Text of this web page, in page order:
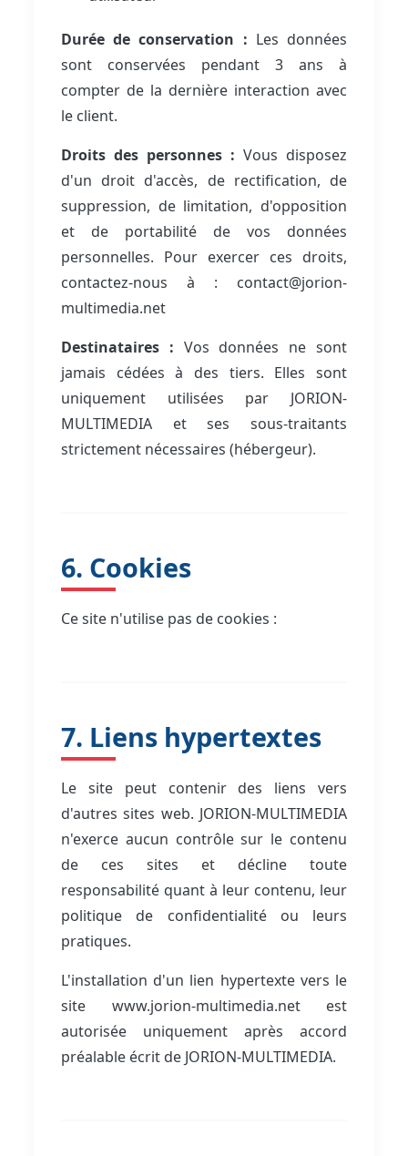
Durée de conservation : Les données
sont conservées pendant 3 ans à
compter de la dernière interaction avec
le client.
Droits des personnes : Vous disposez
d'un droit d'accès, de rectification, de
suppression, de limitation, d'opposition
et de portabilité de vos données
personnelles. Pour exercer ces droits,
contactez-nous à : contact@jorion-
multimedia.net
Destinataires : Vos données ne sont
jamais cédées à des tiers. Elles sont
uniquement utilisées par JORION-
MULTIMEDIA et ses sous-traitants
strictement nécessaires (hébergeur).
6. Cookies
Ce site n'utilise pas de cookies :
7. Liens hypertextes
Le site peut contenir des liens vers
d'autres sites web. JORION-MULTIMEDIA
n'exerce aucun contrôle sur le contenu
de ces sites et décline toute
responsabilité quant à leur contenu, leur
politique de confidentialité ou leurs
pratiques.
L'installation d'un lien hypertexte vers le
site www.jorion-multimedia.net est
autorisée uniquement après accord
préalable écrit de JORION-MULTIMEDIA.